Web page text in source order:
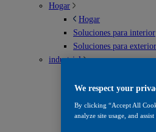
Hogar
Hogar
Soluciones para interior
Soluciones para exterior
industrial
Envases metálicos
Madera
We respect your
By clicking “Accept All
analyze site usage, and